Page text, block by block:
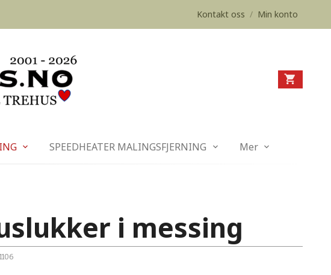
Kontakt oss / Min konto
SPEEDHEATER MALINGSFJERNING Mer
i messing